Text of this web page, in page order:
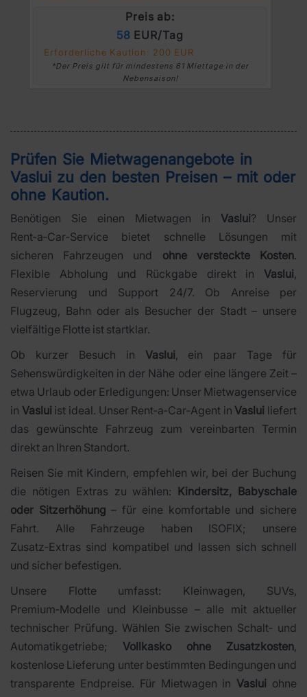
Preis ab:
58 EUR/Tag
Erforderliche Kaution: 200 EUR
*Der Preis gilt für mindestens 61 Miettage in der
Nebensaison!
Prüfen Sie Mietwagenangebote in
Vaslui zu den besten Preisen – mit oder
ohne Kaution.
Benötigen Sie einen Mietwagen in Vaslui? Unser
Rent‑a‑Car‑Service bietet schnelle Lösungen mit
sicheren Fahrzeugen und ohne versteckte Kosten.
Flexible Abholung und Rückgabe direkt in Vaslui,
Reservierung und Support 24/7. Ob Anreise per
Flugzeug, Bahn oder als Besucher der Stadt – unsere
vielfältige Flotte ist startklar.
Ob kurzer Besuch in Vaslui, ein paar Tage für
Sehenswürdigkeiten in der Nähe oder eine längere Zeit –
etwa Urlaub oder Erledigungen: Unser Mietwagenservice
in Vaslui ist ideal. Unser Rent‑a‑Car‑Agent inVaslui liefert
das gewünschte Fahrzeug zum vereinbarten Termin
direkt an Ihren Standort.
Reisen Sie mit Kindern, empfehlen wir, bei der Buchung
die nötigen Extras zu wählen: Kindersitz, Babyschale
oder Sitzerhöhung – für eine komfortable und sichere
Fahrt. Alle Fahrzeuge haben ISOFIX; unsere
Zusatz‑Extras sind kompatibel und lassen sich schnell
und sicher befestigen.
Unsere Flotte umfasst: Kleinwagen, SUVs,
Premium‑Modelle und Kleinbusse – alle mit aktueller
technischer Prüfung. Wählen Sie zwischen Schalt‑ und
Automatikgetriebe; Vollkasko ohne Zusatzkosten,
kostenlose Lieferung unter bestimmten Bedingungen und
transparente Endpreise. Für Mietwagen inVaslui ohne